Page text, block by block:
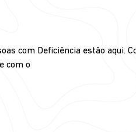
com Deficiência estão aqui.
com o